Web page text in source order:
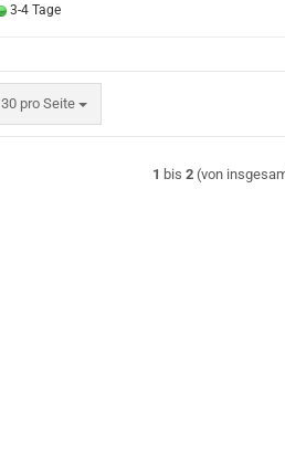
3-4 Tage
30 pro Seite
pro Seite
1 bis2 (von